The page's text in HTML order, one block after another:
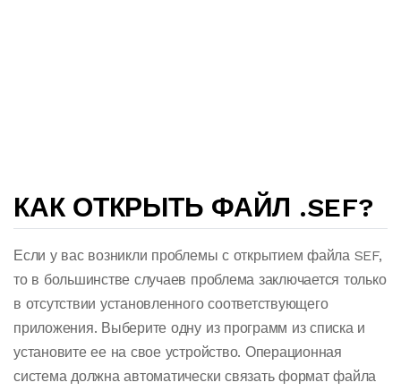
КАК ОТКРЫТЬ ФАЙЛ .SEF?
Если у вас возникли проблемы с открытием файла SEF,
то в большинстве случаев проблема заключается только
в отсутствии установленного соответствующего
приложения. Выберите одну из программ из списка и
установите ее на свое устройство. Операционная
система должна автоматически связать формат файла